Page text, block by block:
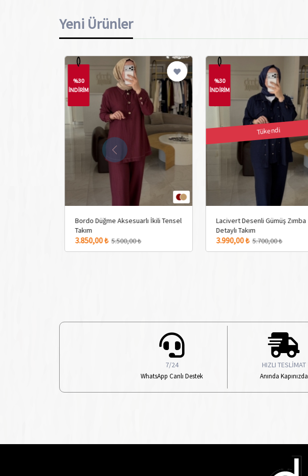
Yeni Ürünler
%30
İNDİRİM
2 Adet Renk Seçeneği
Bordo Düğme Aksesuarlı İkili Tensel
Takım
3.850,00 ₺ 5.500,00 ₺
%30
İNDİRİM
Tükendi
Lacivert Desenli Gümüş Zımba
Detaylı Takım
3.990,00 ₺ 5.700,00 ₺
7/24
WhatsApp Canlı Destek
HIZLI TESLİMAT
Anında Kapınızda